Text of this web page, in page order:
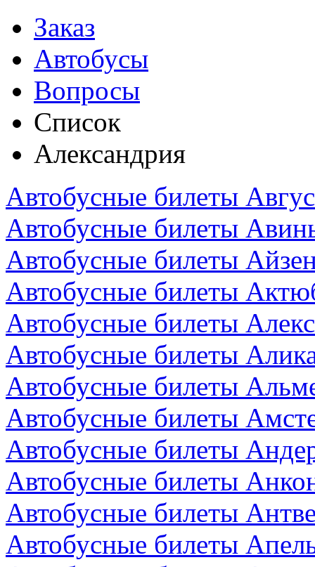
Заказ
Автобусы
Вопросы
Список
Александрия
Автобусные билеты
Автобусные билеты
Автобусные билеты
Автобусные билеты
Автобусные билеты
Автобусные билеты
Автобусные билеты
Автобусные билеты
Автобусные билеты
Автобусные билеты
Автобусные билеты
Автобусные билеты